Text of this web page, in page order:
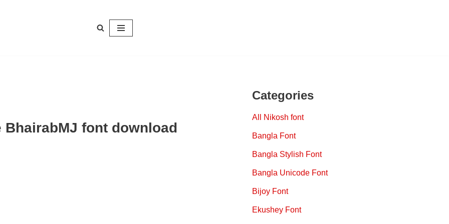
BhairabMJ font download
Categories
All Nikosh font
Bangla Font
Bangla Stylish Font
Bangla Unicode Font
Bijoy Font
Ekushey Font